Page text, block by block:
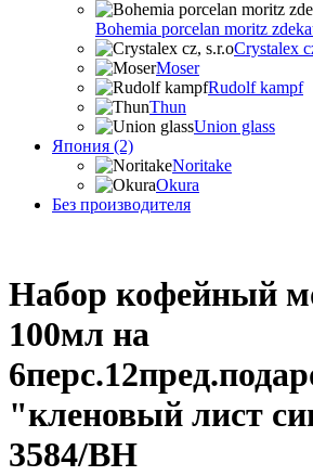
Bohemia porcelan moritz
Crystalex
Moser
Rudolf kampf
Thun
Union glass
Япония (2)
Noritake
Okura
Без производителя
Набор кофейный
100мл на
"кленовый лист
3584/BH